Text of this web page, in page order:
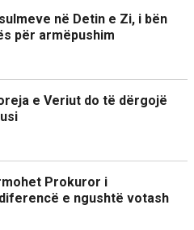
në Detin e Zi, i bën
për armëpushim
e Veriut do të dërgojë
Prokuror i
e ngushtë votash